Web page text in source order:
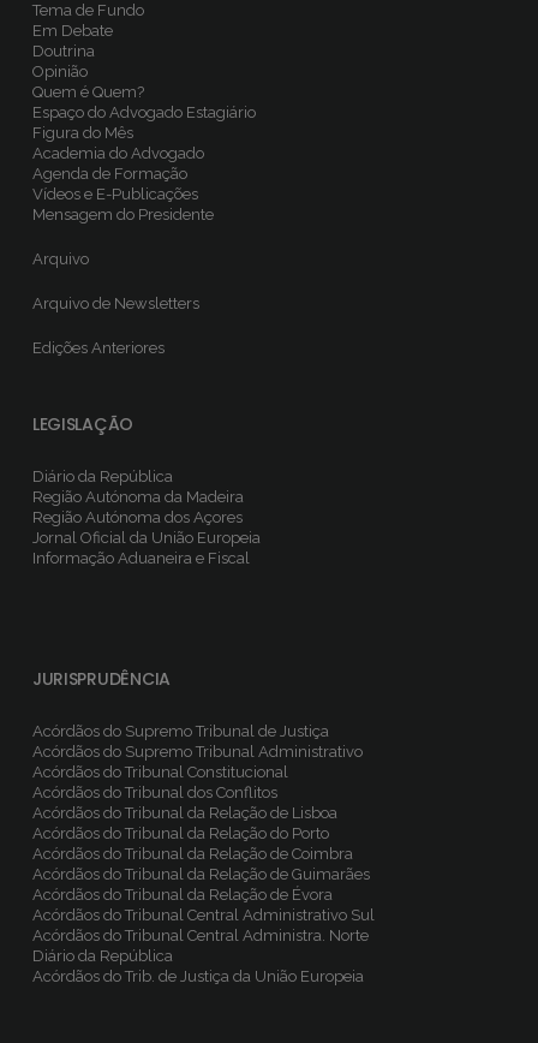
Tema de Fundo
Em Debate
Doutrina
Opinião
Quem é Quem?
Espaço do Advogado Estagiário
Figura do Mês
Academia do Advogado
Agenda de Formação
Vídeos e E-Publicações
Mensagem do Presidente
Arquivo
Arquivo de Newsletters
Edições Anteriores
LEGISLAÇÃO
Diário da República
Região Autónoma da Madeira
Região Autónoma dos Açores
Jornal Oficial da União Europeia
Informação Aduaneira e Fiscal
JURISPRUDÊNCIA
Acórdãos do Supremo Tribunal de Justiça
Acórdãos do Supremo Tribunal Administrativo
Acórdãos do Tribunal Constitucional
Acórdãos do Tribunal dos Conflitos
Acórdãos do Tribunal da Relação de Lisboa
Acórdãos do Tribunal da Relação do Porto
Acórdãos do Tribunal da Relação de Coimbra
Acórdãos do Tribunal da Relação de Guimarães
Acórdãos do Tribunal da Relação de Évora
Acórdãos do Tribunal Central Administrativo Sul
Acórdãos do Tribunal Central Administra. Norte
Diário da República
Acórdãos do Trib. de Justiça da União Europeia